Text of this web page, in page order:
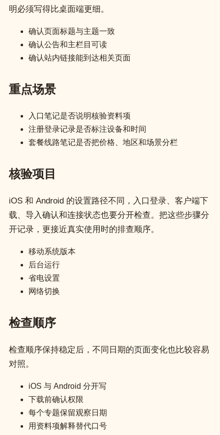
明必须写得比桌面端更细。
确认页面标题与主题一致
确认公告和主栏目可读
确认站内链接能到达相关页面
重点场景
入口笔记是否说明核验资料项
注册登录记录是否标注设备和时间
套餐线路笔记是否把价格、地区和场景分栏
核验项目
iOS 和 Android 的设置路径不同，入口登录、客户端下
载、导入确认和连接状态也要分开检查。把这些步骤分
开记录，更接近真实使用时的排查顺序。
移动系统版本
后台运行
省电设置
网络切换
检查顺序
检查顺序保持稳定后，不同日期的页面变化也比较容易
对照。
iOS 与 Android 分开写
下载前确认权限
每个专题保留观察日期
用资料项解释替代口号